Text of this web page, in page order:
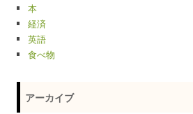
本
経済
英語
食べ物
アーカイブ